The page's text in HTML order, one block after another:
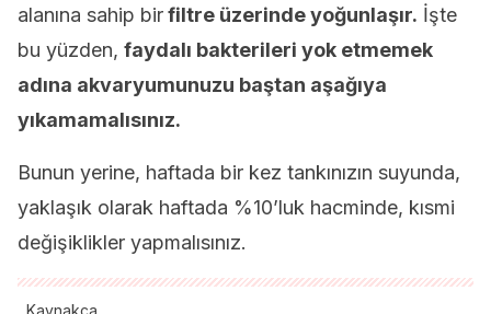
alanına sahip birfiltre üzerinde yoğunlaşır. İşte
bu yüzden, faydalı bakterileri yok etmemek
adına akvaryumunuzu baştan aşağıya
yıkamamalısınız.
Bunun yerine, haftada bir kez tankınızın suyunda,
yaklaşık olarak haftada %10’luk hacminde, kısmi
değişiklikler yapmalısınız.
Kaynakça